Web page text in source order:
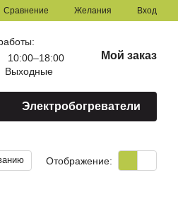
Сравнение Желания Вход
10:00–18:00
Выходные
Мой заказ
Электробогреватели
Отображение: